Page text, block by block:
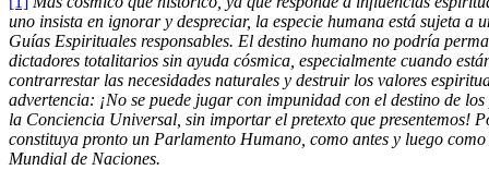
uno insista en ignorar y despreciar, la especie humana está sujeta a
Guías Espirituales responsables. El destino humano no podría
dictadores totalitarios sin ayuda cósmica, especialmente cuando
contrarrestar las necesidades naturales y destruir los valores
advertencia: ¡No se puede jugar con impunidad con el destino de
la Conciencia Universal, sin importar el pretexto que presentemos!
constituya pronto un Parlamento Humano, como antes y luego
Mundial de Naciones.